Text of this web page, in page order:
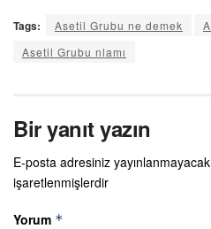
Tags: Asetil Grubu ne demek
Asetil Grubu nlamı
Bir yanıt yazın
E-posta adresiniz
işaretlenmişlerdir
Yorum *